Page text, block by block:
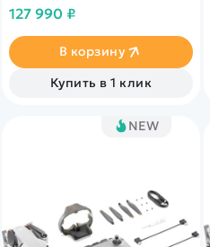
мощные возможности
всенаправленное
обнаружение препятствий,
ActiveTrack 360° с новым
режимом трассировки и
FHD на 20 км, что дает еще
больше возможностей как
127 990 ₽
В корзину
Купить в 1 клик
NEW